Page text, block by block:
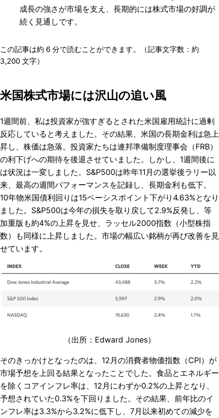
成長の強さが市場を支え、長期的には株式市場の好調が
続く見通しです。
この記事は約 6 分で読むことができます。（記事文字数：約
3,200 文字）
米国株式市場には沢山の追い風
1週間前、私は投資家が強すぎるとされた米国雇用統計に過剰
反応していると考えました。その結果、米国の長期金利は急上
昇し、株価は急落。投資家たちは連邦準備制度理事会（FRB）
の利下げへの期待を後退させていました。しかし、1週間後に
は状況は一変しました。S&P500は昨年11月の選挙後ラリー以
来、最高の週間パフォーマンスを記録し、長期金利も低下。
10年物米国債利回りは15ベーシスポイント下がり4.63%となり
ました。S&P500は今年の損失を取り戻して2.9%反発し、等
加重版も約4%の上昇を見せ、ラッセル2000指数（小型株指
数）も同様に上昇しました。市場の幅広い銘柄が再び改善を見
せています。
（出所： Edward Jones）
そのきっかけとなったのは、12月の消費者物価指数（CPI）が
市場予想を上回る結果となったことでした。食品とエネルギー
を除くコアインフレ率は、12月にわずか0.2%の上昇となり、
予想されていた0.3%を下回りました。その結果、前年比のイ
ンフレ率は3.3%から3.2%に低下し、7月以来初めての減少を